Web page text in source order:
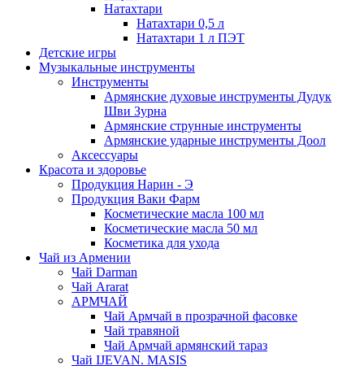
Натахтари
Натахтари 0,5 л
Натахтари 1 л ПЭТ
Детские игры
Музыкальные инструменты
Инструменты
Армянские духовые инструменты Дудук
Шви Зурна
Армянские струнные инструменты
Армянские ударные инструменты Доол
Аксессуары
Красота и здоровье
Продукция Нарин - Э
Продукция Ваки Фарм
Косметические масла 100 мл
Косметические масла 50 мл
Косметика для ухода
Чай из Армении
Чай Darman
Чай Ararat
АРМЧАЙ
Чай Армчай в прозрачной фасовке
Чай травяной
Чай Армчай армянский тараз
Чай IJEVAN. MASIS